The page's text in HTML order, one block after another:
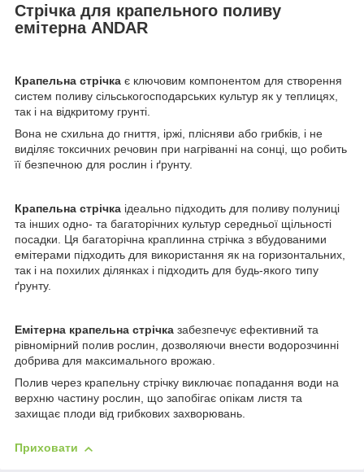
Стрічка для крапельного поливу
емітерна ANDAR
Крапельна стрічка є ключовим компонентом для створення
систем поливу сільськогосподарських культур як у теплицях,
так і на відкритому грунті.
Вона не схильна до гниття, іржі, плісняви ​​або грибків, і не
виділяє токсичних речовин при нагріванні на сонці, що робить
її безпечною для рослин і ґрунту.
Крапельна стрічка ідеально підходить для поливу полуниці
та інших одно- та багаторічних культур середньої щільності
посадки. Ця багаторічна краплинна стрічка з вбудованими
емітерами підходить для використання як на горизонтальних,
так і на похилих ділянках і підходить для будь-якого типу
ґрунту.
Емітерна крапельна стрічка забезпечує ефективний та
рівномірний полив рослин, дозволяючи внести водорозчинні
добрива для максимального врожаю.
Полив через крапельну стрічку виключає попадання води на
верхню частину рослин, що запобігає опікам листя та
захищає плоди від грибкових захворювань.
Приховати